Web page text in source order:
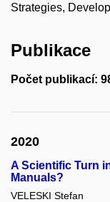
Strategies,
Publikace
Počet publikací:
2020
A Scientific Turn
Manuals?
VELESKI Stefan